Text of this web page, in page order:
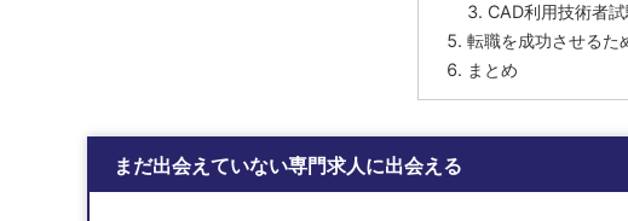
CAD利用技術者
転職を成功させるた
まとめ
まだ出会えていない専門求人に出会える